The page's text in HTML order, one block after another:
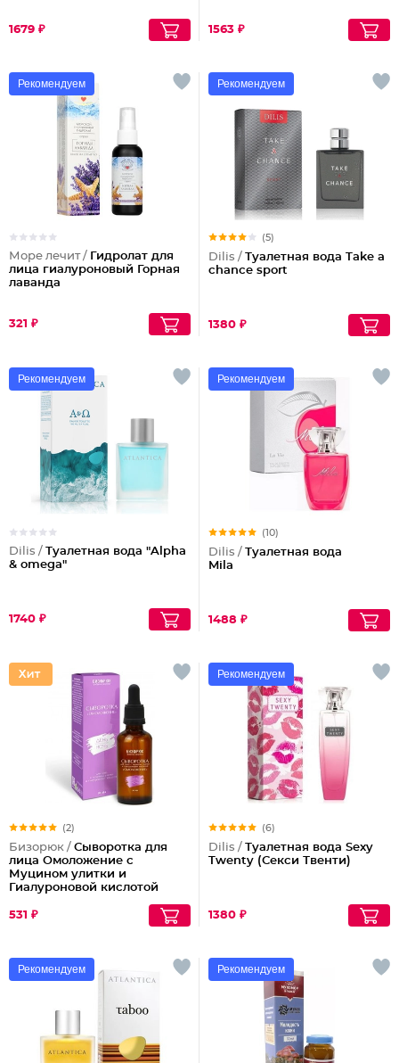
1679 ₽ 1563 ₽
Рекомендуем
Море лечит / Гидролат для
лица гиалуроновый Горная
лаванда
321 ₽
Рекомендуем
(5)
Dilis / Туалетная вода Take a
chance sport
1380 ₽
Рекомендуем
Dilis / Туалетная вода "Alpha
& omega"
1740 ₽
Рекомендуем
(10)
Dilis / Туалетная вода
Mila
1488 ₽
(2)
Бизорюк / Сыворотка для
лица Омоложение с
Муцином улитки и
Гиалуроновой кислотой
531 ₽
Рекомендуем
(6)
Dilis / Туалетная вода Sexy
Twenty (Секси Твенти)
1380 ₽
Рекомендуем Рекомендуем